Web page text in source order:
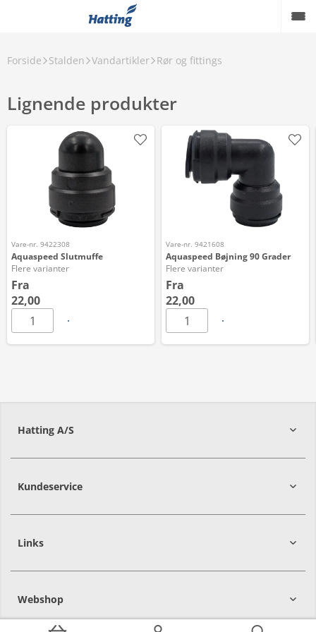
Forside Stalden Vandartikler Rør og fittings
Lignende produkter
Vare-nr. 9422308
Aquaspeed Slutmuffe
Flere varianter
Fra
22,00
Vare-nr. 9421608
Aquaspeed Bøjning 90 Grader
Flere varianter
Fra
22,00
Hatting A/S
8700Horsens
Kundeservice
Links
Webshop